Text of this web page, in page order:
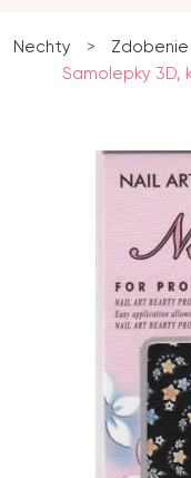
Nechty >
Samolepky 3D,